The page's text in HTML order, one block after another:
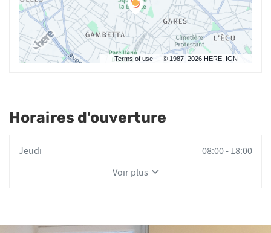
Terms of use © 1987–2026 HERE, IGN
Horaires d'ouverture
Horaires
Jeudi 08:00- 18:00
Voir plus
et
du